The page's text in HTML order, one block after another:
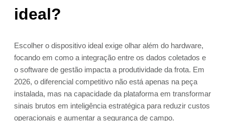
ideal?
Escolher o dispositivo ideal exige olhar além do hardware,
focando em como a integração entre os dados coletados e
o software de gestão impacta a produtividade da frota. Em
2026, o diferencial competitivo não está apenas na peça
instalada, mas na capacidade da plataforma em transformar
sinais brutos em inteligência estratégica para reduzir custos
operacionais e aumentar a segurança de campo.